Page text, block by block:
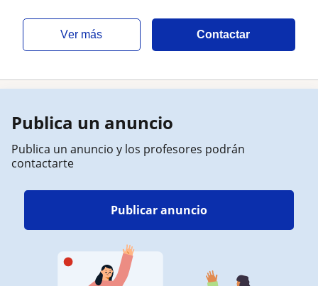
ver más Contactar
Publica un anuncio
Publica un anuncio y los profesores podrán
contactarte
Publicar anuncio